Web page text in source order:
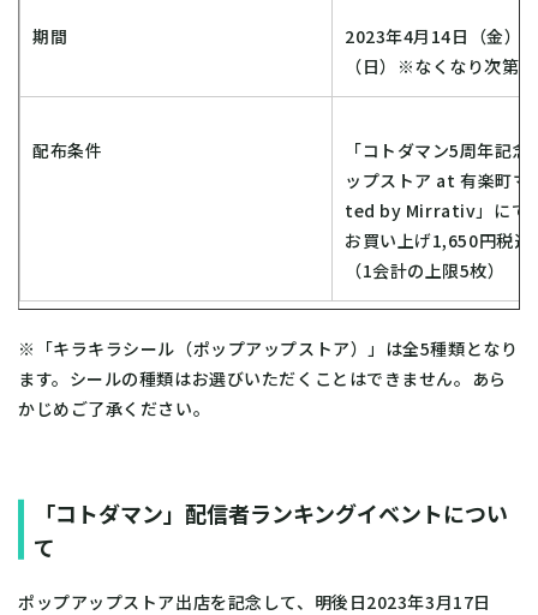
期間
2023年4月14日（金）
（日）※なくなり次第
配布条件
「コトダマン5周年記
ップストア at 有楽町
ted by Mirrativ」にて
お買い上げ1,650円税込
（1会計の上限5枚）
※「キラキラシール（ポップアップストア）」は全5種類となり
ます。シールの種類はお選びいただくことはできません。あら
かじめご了承ください。
「コトダマン」配信者ランキングイベントについ
て
ポップアップストア出店を記念して、明後日2023年3月17日